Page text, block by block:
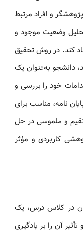
و افراد مرتبط
وضعیت موجود و
کند. در روش تحقیق
دانشجو به‌عنوان یک
خود را بررسی و
نامه، مناسب برای
و ملموسی در حل
کاربردی و مؤثر
در کلاس درس، یک
آن را بر یادگیری